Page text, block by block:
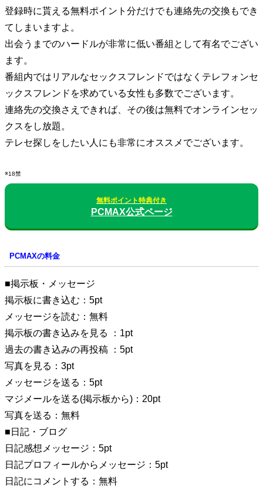
登録時に貰える無料ポイント分だけでも連絡先の交換もでき
てしまいますよ。
出会うまでのハードルが非常に低い番組として有名でござい
ます。
番組内ではリアルなセックスフレンドではなくテレフォンセ
ックスフレンドを求めている女性も多数でございます。
連絡先の交換さえできれば、その後は無料でオンラインセッ
クスをし放題。
テレセ探しをしたい人にも非常にオススメでございます。
※18禁
無料ポイント特典付き
PCMAX公式ページ
PCMAXの料金
■掲示板・メッセージ
掲示板に書き込む：5pt
メッセージを読む：無料
掲示板の書き込みを見る ：1pt
過去の書き込みの再投稿 ：5pt
写真を見る：3pt
メッセージを送る：5pt
マジメールを送る(掲示板から)：20pt
写真を送る：無料
■日記・ブログ
日記感想メッセージ：5pt
日記プロフィールからメッセージ：5pt
日記にコメントする：無料